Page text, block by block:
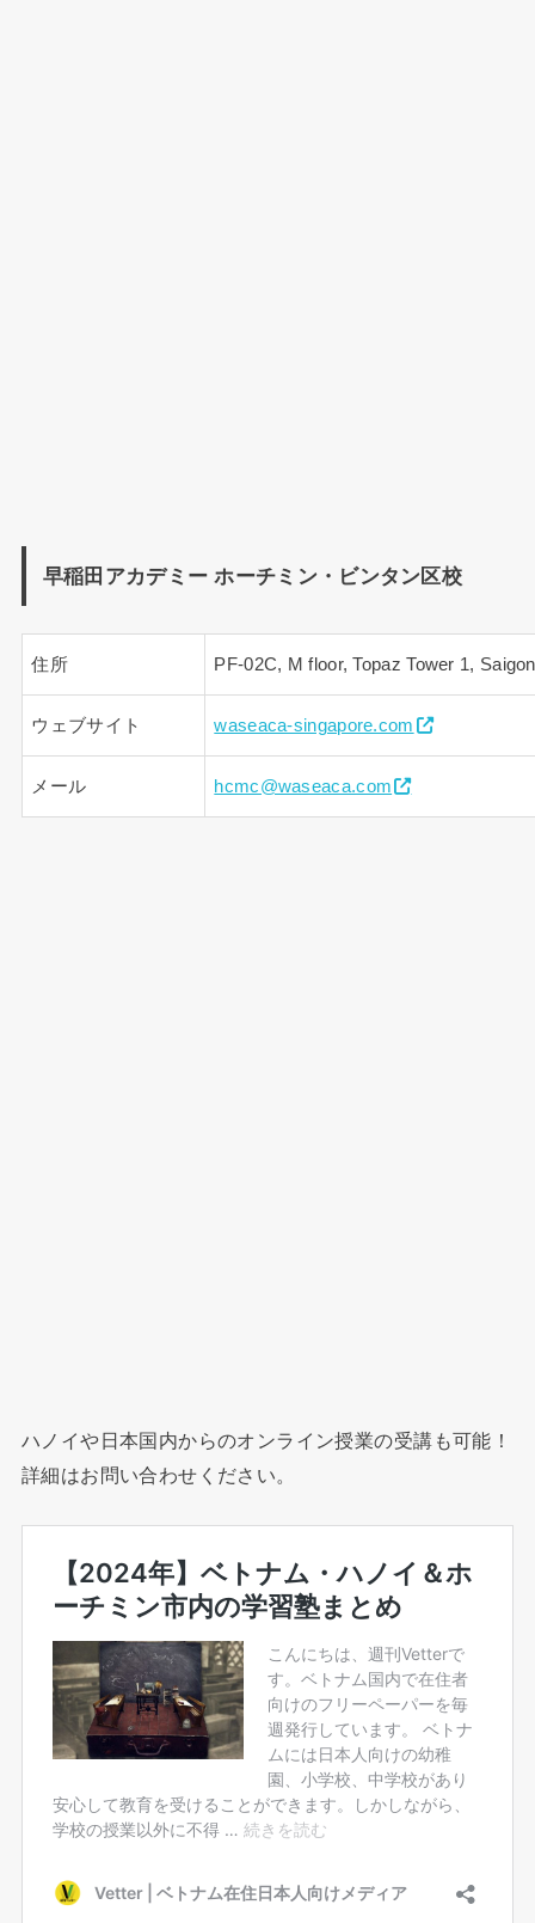
早稲田アカデミー ホーチミン・ビンタン区校
住所 PF-02C, M floor, Topaz Tower 1,
ウェブサイト waseaca-singapore.com
メール hcmc@waseaca.com
ハノイや日本国内からのオンライン授業の受講も可能！
詳細はお問い合わせください。